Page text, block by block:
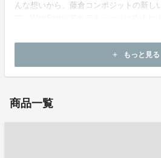
んな想いから、藤倉コンポジットの新し
add もっと見る
商品一覧